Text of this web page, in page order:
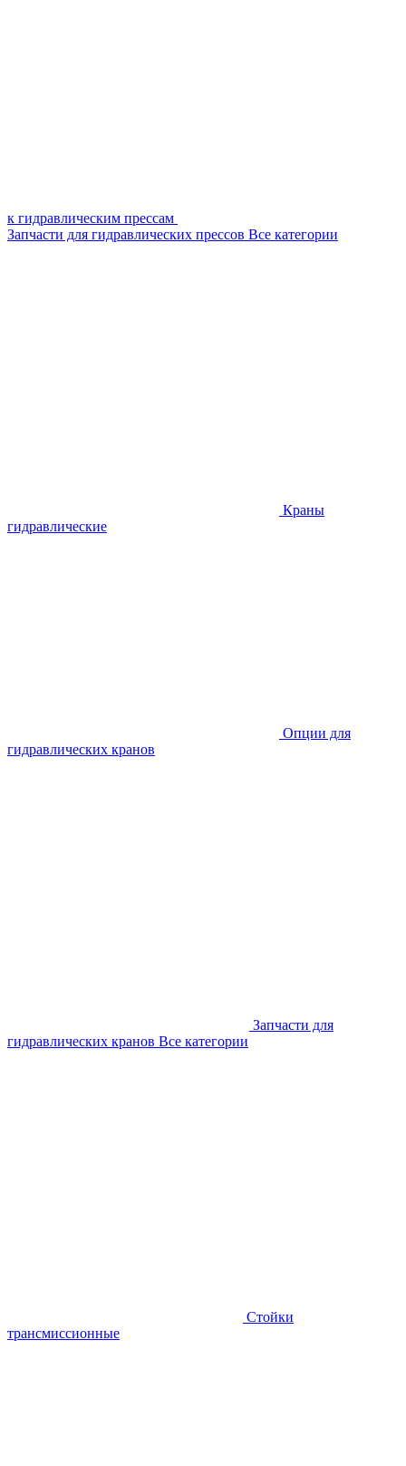
к гидравлическим прессам
Запчасти для гидравлических прессов Все категории
Краны
гидравлические
Опции для
гидравлических кранов
Запчасти для
гидравлических кранов Все категории
Стойки
трансмиссионные